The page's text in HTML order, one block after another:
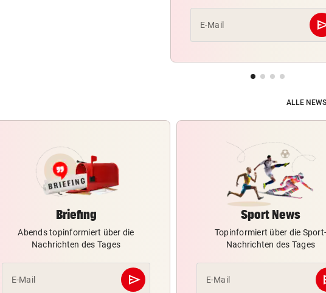
E-Mail
ALLE
Briefing
Abends topinformiert über die
Nachrichten des Tages
E-Mail send
Abschicken
Sport News
Topinformiert über die Sport-
Nachrichten des Tages
E-Mail